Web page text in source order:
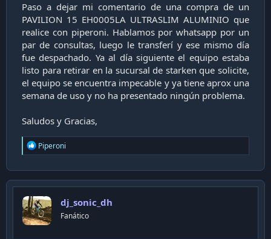
Paso a dejar mi comentario de una compra de un
PAVILION 15 EH0005LA ULTRASLIM ALUMINIO que
realice con piperoni. Hablamos por whatsapp por un
par de consultas, luego le transferí y ese mismo día
fue despachado. Ya al día siguiente el equipo estaba
listo para retirar en la sucursal de starken que solicite,
el equipo se encuentra impecable y ya tiene aprox una
semana de uso y no ha presentado ningún problema.
Saludos y Gracias,​
R
e
c
t
o
n
s
Piperoni
dj_sonic_dh
Fanático